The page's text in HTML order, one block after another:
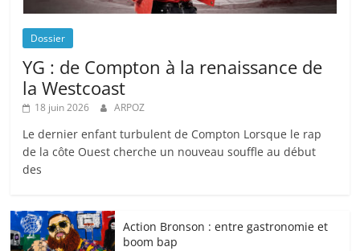
Dossier
YG : de Compton à la renaissance de
la Westcoast
18 juin 2026 ARPOZ
Le dernier enfant turbulent de Compton Lorsque le rap
de la côte Ouest cherche un nouveau souffle au début
des
Action Bronson : entre gastronomie et
boom bap